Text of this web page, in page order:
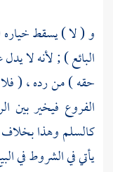
و ( لا ) يسقط خياره (
البائع ) ; لأنه لا
حقه ) من رده ، (
الفروع فيخير بين
كالسلم وهذا
يأتي في الشروط في